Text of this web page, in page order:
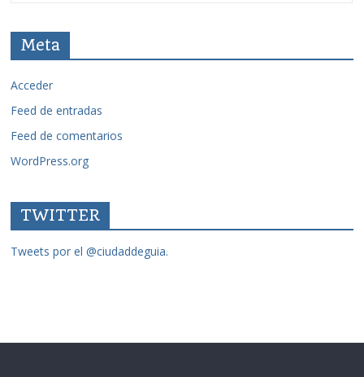
Meta
Acceder
Feed de entradas
Feed de comentarios
WordPress.org
TWITTER
Tweets por el @ciudaddeguia.